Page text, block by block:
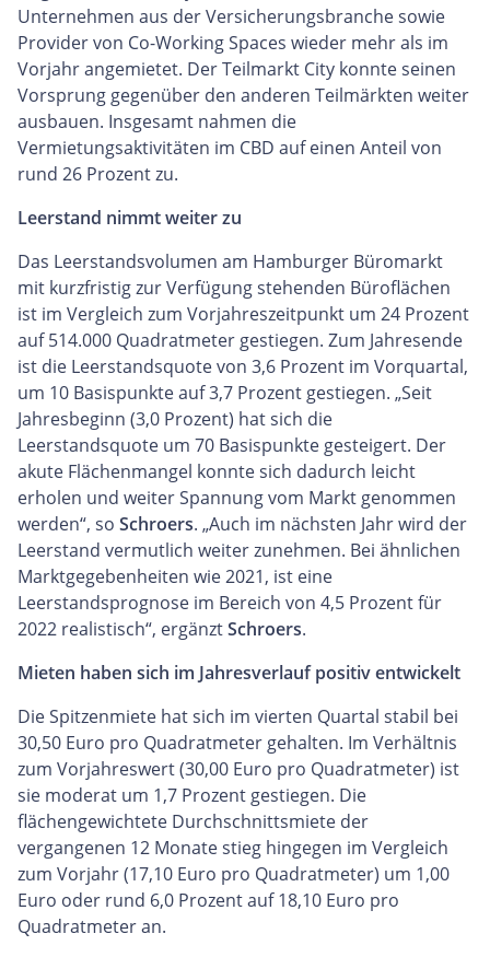
Unternehmen aus der Versicherungsbranche sowie
Provider von Co-Working Spaces wieder mehr als im
Vorjahr angemietet. Der Teilmarkt City konnte seinen
Vorsprung gegenüber den anderen Teilmärkten weiter
ausbauen. Insgesamt nahmen die
Vermietungsaktivitäten im CBD auf einen Anteil von
rund 26 Prozent zu.
Leerstand nimmt weiter zu
Das Leerstandsvolumen am Hamburger Büromarkt
mit kurzfristig zur Verfügung stehenden Büroflächen
ist im Vergleich zum Vorjahreszeitpunkt um 24 Prozent
auf 514.000 Quadratmeter gestiegen. Zum Jahresende
ist die Leerstandsquote von 3,6 Prozent im Vorquartal,
um 10 Basispunkte auf 3,7 Prozent gestiegen. „Seit
Jahresbeginn (3,0 Prozent) hat sich die
Leerstandsquote um 70 Basispunkte gesteigert. Der
akute Flächenmangel konnte sich dadurch leicht
erholen und weiter Spannung vom Markt genommen
werden“, so Schroers. „Auch im nächsten Jahr wird der
Leerstand vermutlich weiter zunehmen. Bei ähnlichen
Marktgegebenheiten wie 2021, ist eine
Leerstandsprognose im Bereich von 4,5 Prozent für
2022 realistisch“, ergänztSchroers.
Mieten haben sich im Jahresverlauf positiv entwickelt
Die Spitzenmiete hat sich im vierten Quartal stabil bei
30,50 Euro pro Quadratmeter gehalten. Im Verhältnis
zum Vorjahreswert (30,00 Euro pro Quadratmeter) ist
sie moderat um 1,7 Prozent gestiegen. Die
flächengewichtete Durchschnittsmiete der
vergangenen 12 Monate stieg hingegen im Vergleich
zum Vorjahr (17,10 Euro pro Quadratmeter) um 1,00
Euro oder rund 6,0 Prozent auf 18,10 Euro pro
Quadratmeter an.